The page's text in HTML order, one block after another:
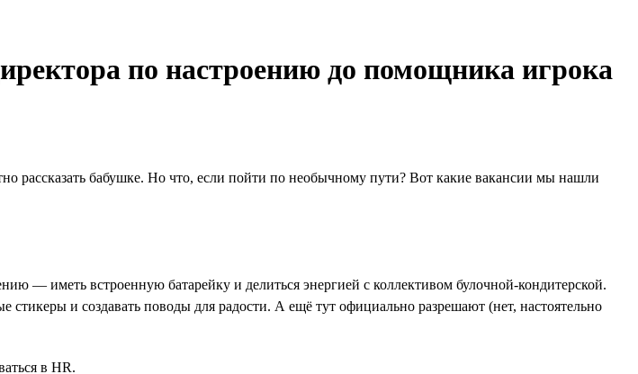
по настроению до помощника игрока
бабушке. Но что, если пойти по необычному пути? Вот какие вакансии мы нашли
— иметь встроенную батарейку и делиться энергией с коллективом булочной-кондитерской.
и создавать поводы для радости. А ещё тут официально разрешают (нет, настоятельно
в HR.